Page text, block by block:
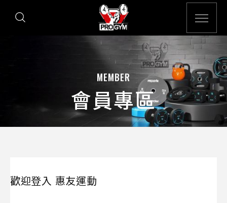
MEMBER
會員專區
歡迎登入 惠友運動